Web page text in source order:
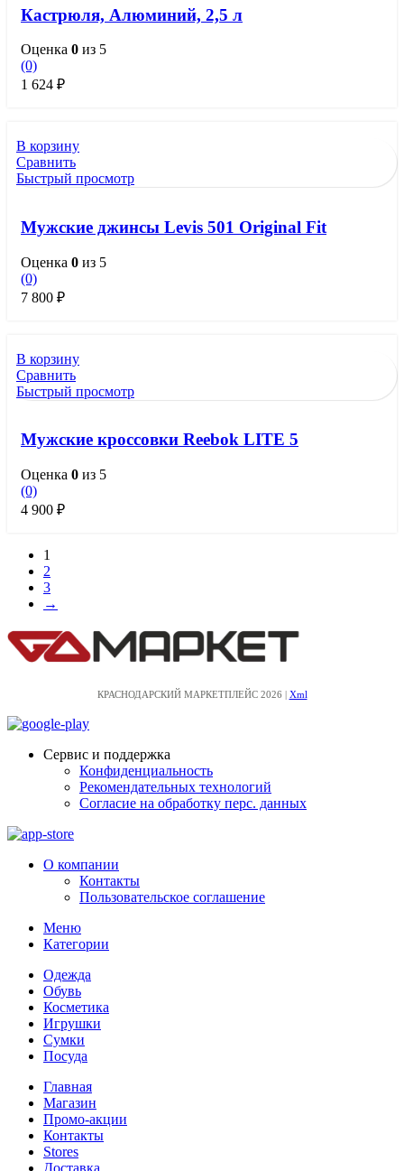
Кастрюля, Алюминий, 2,5 л
Оценка 0 из 5
(0)
1 624 ₽
В корзину
Сравнить
Быстрый просмотр
Мужские джинсы Levis 501 Original Fit
Оценка 0 из 5
(0)
7 800 ₽
В корзину
Сравнить
Быстрый просмотр
Мужские кроссовки Reebok LITE 5
Оценка 0 из 5
(0)
4 900 ₽
1
2
3
→
КРАСНОДАРСКИЙ МАРКЕТПЛЕЙС 2026 | Xml
Сервис и поддержка
Конфиденциальность
Рекомендательных технологий
Согласие на обработку перс. данных
О компании
Контакты
Пользовательское соглашение
Меню
Категории
Одежда
Обувь
Косметика
Игрушки
Сумки
Посуда
Главная
Магазин
Промо-акции
Контакты
Stores